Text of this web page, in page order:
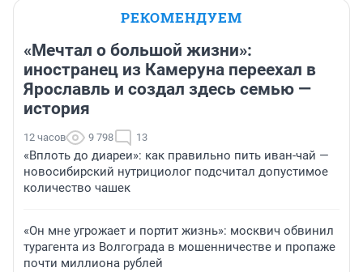
РЕКОМЕНДУЕМ
«Мечтал о большой жизни»:
иностранец из Камеруна переехал в
Ярославль и создал здесь семью —
история
12 часов 9 798 13
«Вплоть до диареи»: как правильно пить иван-чай —
новосибирский нутрициолог подсчитал допустимое
количество чашек
«Он мне угрожает и портит жизнь»: москвич обвинил
турагента из Волгограда в мошенничестве и пропаже
почти миллиона рублей